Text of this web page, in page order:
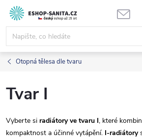
Přejít
obsah
Otopná tělesa dle tvaru
Tvar I
Vyberte si radiátory ve tvaru I, které
kompaktnost a účinné vytápění. I-radiátory